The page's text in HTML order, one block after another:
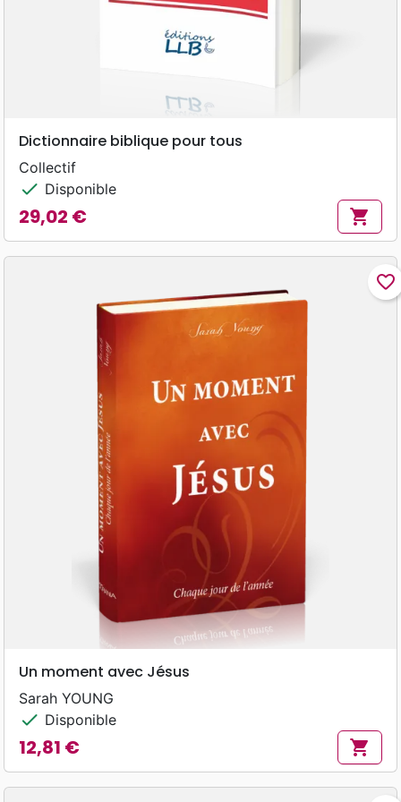
Dictionnaire biblique pour tous
Collectif
check Disponible
Prix
29,02 € shopping_cart
favorite_border
Un moment avec Jésus
Sarah YOUNG
check Disponible
Prix
12,81 € shopping_cart